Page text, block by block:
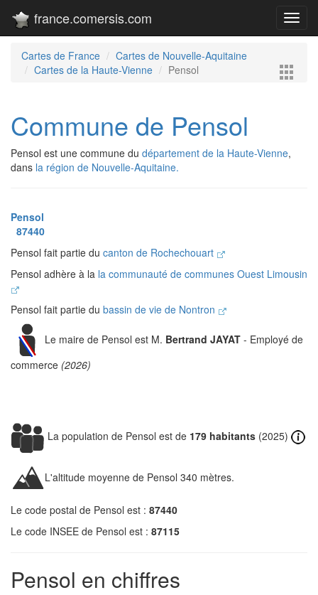
france.comersis.com
Cartes de France
Cartes de Nouvelle-Aquitaine
Cartes de la Haute-Vienne
Pensol
Commune de Pensol
Pensol est une commune du département de la Haute-Vienne,
dans la région de Nouvelle-Aquitaine.
Pensol
87440
Pensol fait partie du canton de Rochechouart
Pensol adhère à la la communauté de communes Ouest Limousin
Pensol fait partie du bassin de vie de Nontron
Le maire de Pensol est M. Bertrand JAYAT - Employé de
commerce (2026)
La population de Pensol est de 179 habitants (2025)
L'altitude moyenne de Pensol 340 mètres.
Le code postal de Pensol est : 87440
Le code INSEE de Pensol est : 87115
Pensol en chiffres